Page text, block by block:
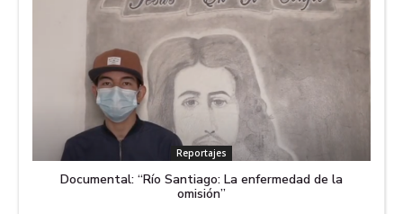
Reportajes
Documental: “Río Santiago: La enfermedad de la
omisión”